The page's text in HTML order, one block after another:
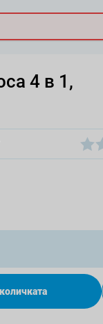
4 в 1,